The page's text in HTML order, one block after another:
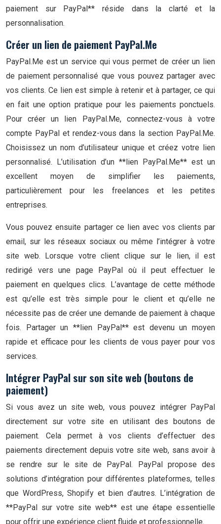
paiement sur PayPal** réside dans la clarté et la
personnalisation.
Créer un lien de paiement PayPal.Me
PayPal.Me est un service qui vous permet de créer un lien
de paiement personnalisé que vous pouvez partager avec
vos clients. Ce lien est simple à retenir et à partager, ce qui
en fait une option pratique pour les paiements ponctuels.
Pour créer un lien PayPal.Me, connectez-vous à votre
compte PayPal et rendez-vous dans la section PayPal.Me.
Choisissez un nom d’utilisateur unique et créez votre lien
personnalisé. L’utilisation d’un **lien PayPal.Me** est un
excellent moyen de simplifier les paiements,
particulièrement pour les freelances et les petites
entreprises.
Vous pouvez ensuite partager ce lien avec vos clients par
email, sur les réseaux sociaux ou même l’intégrer à votre
site web. Lorsque votre client clique sur le lien, il est
redirigé vers une page PayPal où il peut effectuer le
paiement en quelques clics. L’avantage de cette méthode
est qu’elle est très simple pour le client et qu’elle ne
nécessite pas de créer une demande de paiement à chaque
fois. Partager un **lien PayPal** est devenu un moyen
rapide et efficace pour les clients de vous payer pour vos
services.
Intégrer PayPal sur son site web (boutons de
paiement)
Si vous avez un site web, vous pouvez intégrer PayPal
directement sur votre site en utilisant des boutons de
paiement. Cela permet à vos clients d’effectuer des
paiements directement depuis votre site web, sans avoir à
se rendre sur le site de PayPal. PayPal propose des
solutions d’intégration pour différentes plateformes, telles
que WordPress, Shopify et bien d’autres. L’intégration de
**PayPal sur votre site web** est une étape essentielle
pour offrir une expérience client fluide et professionnelle.